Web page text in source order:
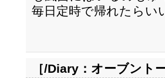
毎日定時で帰れたらい
［/Diary： オーブント